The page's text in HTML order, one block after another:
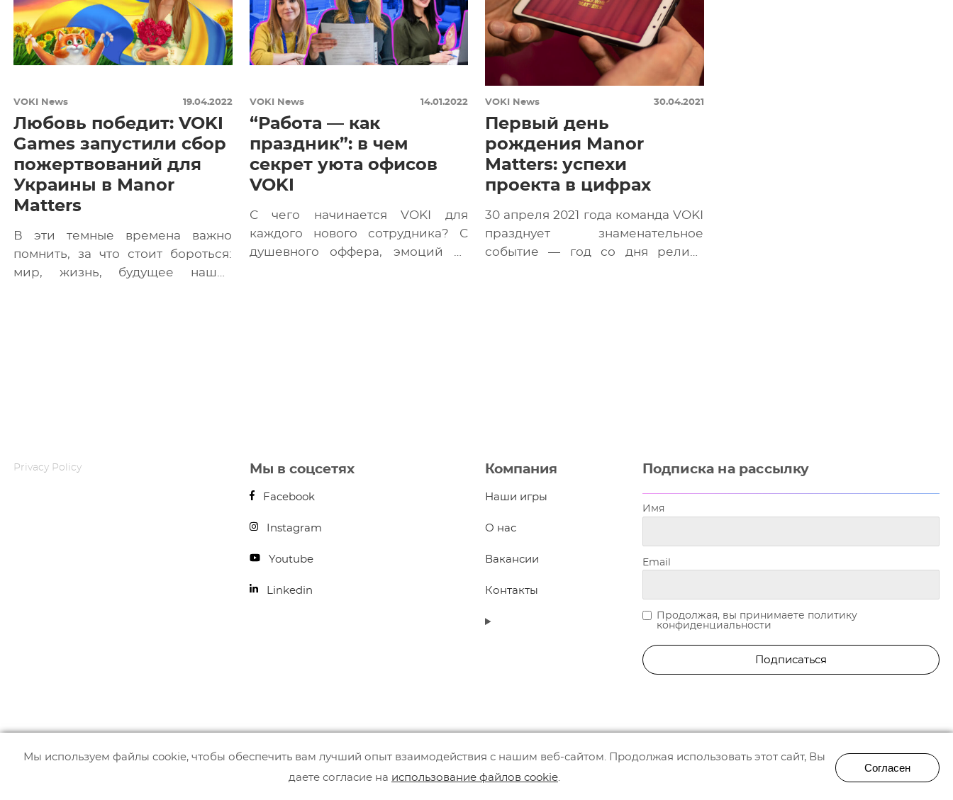
VOKI News 19.04.2022
Любовь победит: VOKI
Games запустили сбор
пожертвований для
Украины в Manor
Matters
В эти темные времена важно
помнить, за что стоит бороться:
мир, жизнь, будущее наших
VOKI News 14.01.2022
“Работа — как
праздник”: в чем
секрет уюта офисов
VOKI
С чего начинается VOKI для
каждого нового сотрудника? С
душевного оффера, эмоций от
VOKI News 30.04.2021
Первый день
рождения Manor
Matters: успехи
проекта в цифрах
30 апреля 2021 года команда VOKI
празднует знаменательное
событие — год со дня релиза
Privacy Policy Мы в соцсетях
Facebook
Instagram
Youtube
Linkedin
Компания
Наши игры
О нас
Вакансии
Контакты
Подписка на рассылку
Имя
Email
Продолжая, вы принимаете политику
конфиденциальности
Мы используем файлы cookie, чтобы обеспечить вам лучший опыт взаимодействия с нашим веб-сайтом. Продолжая использовать этот сайт, Вы
даете согласие на использование файлов cookie.
Согласен